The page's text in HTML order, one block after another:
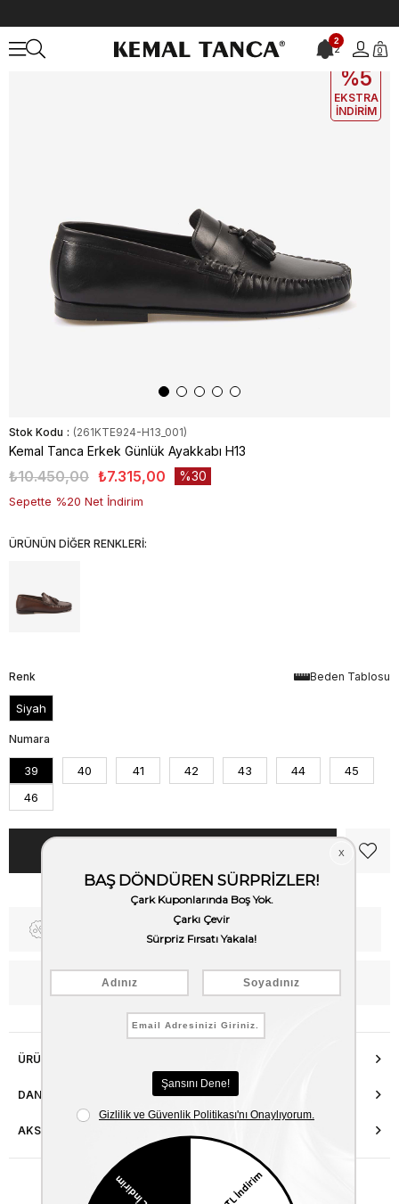
2
2 0
EKLE5
%5
EKSTRA
İNDİRİM
Stok Kodu (261KTE924-H13_001)
Kemal Tanca Erkek Günlük Ayakkabı H13
₺10.450,00 ₺7.315,00 30
Sepette %20 Net İndirim
ÜRÜNÜN DİĞER RENKLERİ:
Beden Tablosu
Renk
Siyah
Numara
39 40 41 42 43 44
45
46
WhatsApp’tan Bilgi Al
ÜRÜN ÖZELLIKLERI
DANIŞMA HATTI
AKSESUAR ONARIMI